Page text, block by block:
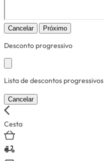
Cancelar Próximo
Desconto progressivo
Lista de descontos progressivos
Cancelar
Cesta